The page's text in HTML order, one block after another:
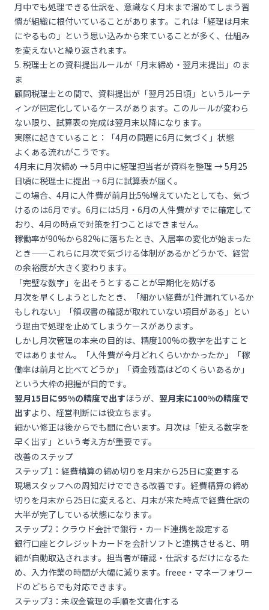
月中でも処理できる仕訳を、意識なく月末まで溜めてしまう習
慣が組織に根付いていることがあります。これは「経理は月末
にやるもの」という思い込みから来ていることが多く、仕組み
を変えないと繰り返されます。
5. 税理士との資料提出ルールが「月末締め・翌月末提出」のま
ま
顧問税理士との間で、資料提出が「翌月25日頃」というルーテ
ィンが固定化しているケースがあります。このルールが変わら
ない限り、試算表の完成は翌月末以降になります。
実際に起きていること：「4月の問題に6月に気づく」状態
よくある流れがこうです。
4月末に月次締め → 5月中に経理担当者が資料を整理 → 5月25
日頃に税理士に提出 → 6月に試算表が届く。
この場合、4月に人件費が前月比5%増えていたとしても、気づ
けるのは6月です。6月には5月・6月の人件費がすでに確定して
おり、4月の時点で対策を打つことはできません。
稼働率が90%から82%に落ちたとき、入居率の変化が始まった
とき——これらに月次で気づける体制があるかどうかで、経営
の余裕度が大きく変わります。
「完璧な数字」を出そうとすることが早期化を妨げる
月次を早くしようとしたとき、「細かい経費が1件漏れているか
もしれない」「領収書の確認が取れていない項目がある」とい
う理由で処理を止めてしまうケースがあります。
しかし月次管理の本来の目的は、精度100%の数字を出すこと
ではありません。「人件費が今月どれくらいかかったか」「稼
働率は前月と比べてどうか」「資金残高はどのくらいあるか」
という大枠の把握が目的です。
翌月15日に95%の精度で出すほうが、 翌月末に100%の精度で
出すより、経営判断には役立ちます。
細かい修正は後からでも間に合います。月次は「使える数字を
早く出す」という考え方が重要です。
改善のステップ
ステップ1：経費精算の締め切りを月末から25日に変更する
現場スタッフへの周知だけでできる改善です。経費精算の締め
切りを月末から25日に変えると、月末が来た時点で経費仕訳の
大半が完了している状態になります。
ステップ2：クラウド会計で銀行・カード連携を設定する
銀行口座とクレジットカードを会計ソフトと連携させると、明
細が自動取込されます。担当者が確認・仕訳するだけになるた
め、入力作業の時間が大幅に減ります。freee・マネーフォワー
ドのどちらでも対応できます。
ステップ3：未収金管理の手順を文書化する